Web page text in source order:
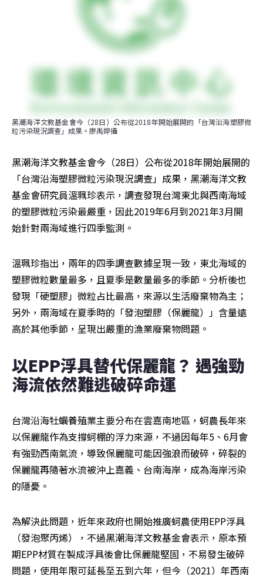
黑潮海洋文教基金會今（28日）公布從2018年開始展開的「台灣沿海塑膠微
粒污染現況調查」成果。廖禹婷攝
黑潮海洋文教基金會今（28日）公布從2018年開始展開的
「台灣沿海塑膠微粒污染現況調查」成果，黑潮海洋文教
基金會研究員溫珮珍表示，調查發現台灣東北與西南海域
的塑膠微粒污染最嚴重，因此2019年6月到2021年3月開
始針對兩海域進行四季監測。
溫珮珍指出，兩年的四季調查數據呈現一致，東北海域的
塑膠微粒數量最多，且夏季是數量最多的季節。分析後也
發現「硬塑膠」微粒占比最高，來源以生活廢棄物為主；
另外，兩海域在夏季時的「發泡塑膠（保麗龍）」含量遠
高於其他季節，呈現出嚴重的漁業廢棄物問題。
以EPP浮具替代保麗龍？ 遇強勁
海流依然難逃破碎命運
台灣沿海牡蠣養殖業主要分布在雲嘉南地區，蚵農長年來
以保麗龍作為支撐蚵棚的浮力來源，不過因每年5、6月會
有強勁西南氣流，導致保麗龍可能因強浪而破碎，碎裂的
保麗龍再隨著水流被沖上嘉義、台南海岸，成為海岸污染
的隱憂。
為解決此問題，近年來政府也開始推廣蚵農使用EPP浮具
（發泡聚丙烯），不過黑潮海洋文教基金會表示，原本預
期EPP材質在製成浮具後會比保麗龍堅固，不易發生破碎
問題，使用年限可延長至五到六年，但今（2021）年西南